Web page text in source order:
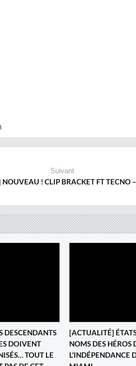
Suivant
! CLIP BRACKET FT TECNO
DESCENDANTS
DOIVENT
TOUT LE
[ACTUALITÉ]
NOMS DES HÉROS
L’INDÉPENDANCE